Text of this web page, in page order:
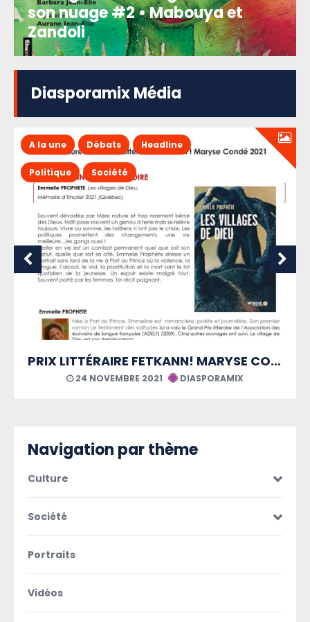
son nuage #2 • Mabouya et
Zandoli
Diasporamix Média
PRIX LITTÉRAIRE FETKANN! MARYSE CONDÉ
A la une Débats
Politique
21 AOÛT 2021
Navigation par thème
Culture
Société
Portraits
Vidéos